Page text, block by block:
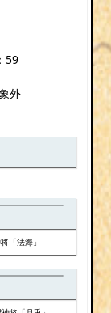
59
外
「法海」